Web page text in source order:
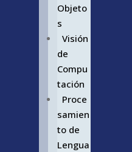
Objeto
s
Visión
de
Compu
tación
Proce
samien
to de
Lengua